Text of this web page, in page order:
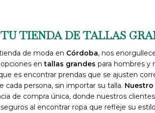
TU TIENDA DE TALLAS
de moda en Córdoba, nos
entallas grandes para hombres y
es encontrar prendas que se ajusten
cada persona, sin importar su talla.
de compra única, donde nuestros
al encontrar ropa que refleje su